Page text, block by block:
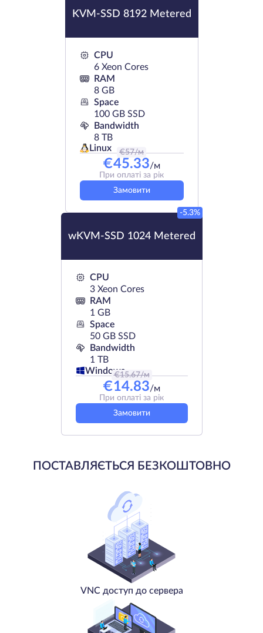
KVM-SSD 8192 Metered
CPU
6 Xeon Cores
RAM
8 GB
Space
100 GB SSD
Bandwidth
8 TB
Linux
€57/м
€45.33/м
При оплаті за рік
Замовити
wKVM-SSD 1024 Metered
-5.3%
CPU
3 Xeon Cores
RAM
1 GB
Space
50 GB SSD
Bandwidth
1 TB
Windows
€15.67/м
€14.83/м
При оплаті за рік
Замовити
ПОСТАВЛЯЄТЬСЯ БЕЗКОШТОВНО
VNC доступ до сервера